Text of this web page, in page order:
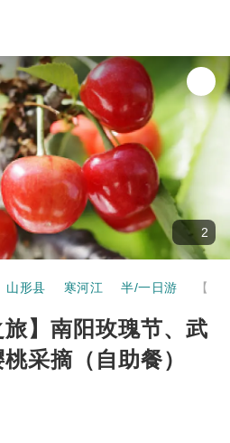
2
山形县 寒河江 半/一日游
旅】南阳玫瑰节、武
采摘（自助餐）